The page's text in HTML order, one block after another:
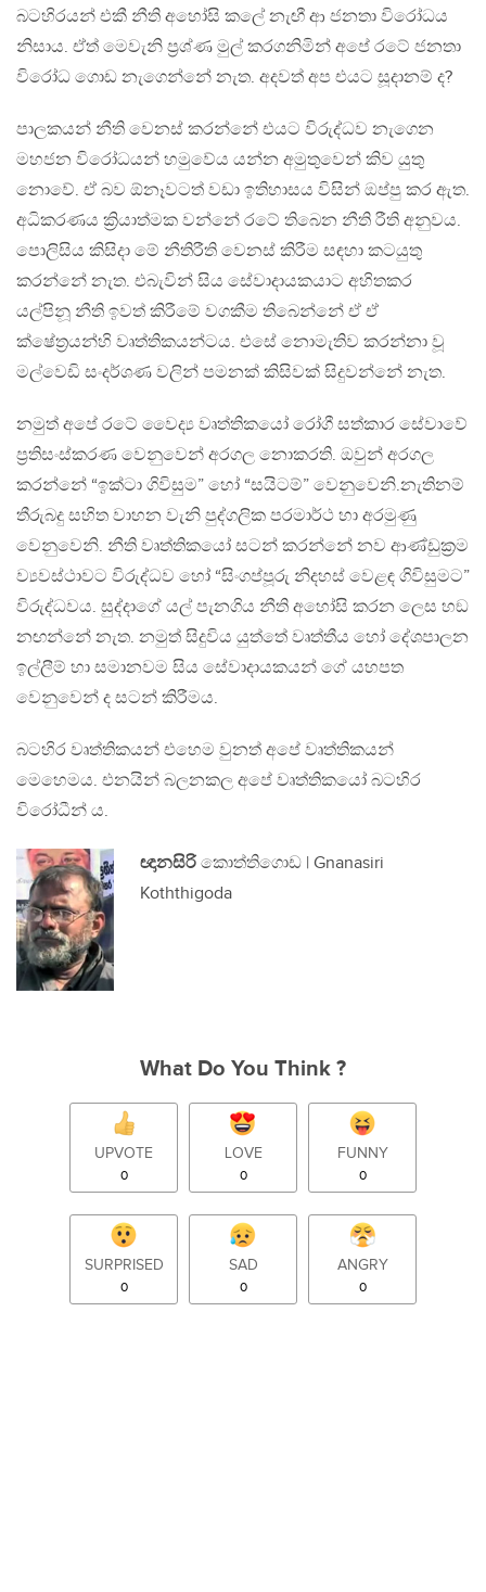
බටහිරයන් එකී නීති අහෝසි කලේ නැඟී ආ ජනතා විරෝධය
නිසාය​. ඒත් මෙවැනි ප්‍රශ්ණ මුල් කරගනිමින් අපේ රටේ ජනතා
විරෝධ ගොඩ නැගෙන්නේ නැත​. අදවත් අප එයට සූදානම් ද​?
පාලකයන් නීති වෙනස් කරන්නේ එයට විරුද්ධව නැගෙන
මහජන විරෝධයන් හමුවේය​ යන්න අමුතුවෙන් කිව යුතු
නොවේ. ඒ බව ඕනෑවටත් වඩා ඉතිහාසය විසින් ඔප්පු කර ඇත​.
අධිකරණය ක්‍රියාත්මක වන්නේ රටේ තිබෙන නීති රීති අනුවය​.
පොලිසිය කිසිදා මේ නීතිරීති වෙනස් කිරීම සඳහා කටයුතු
කරන්නේ නැත​. එබැවින් සිය සේවාදායකයාට අහිතකර
යල්පිනූ නීති ඉවත් කිරීමේ වගකීම තිබෙන්නේ ඒ ඒ
ක්ෂේත්‍රයන්හි වෘත්තිකයන්ටය​. එසේ නොමැතිව කරන්නා වූ
මල්වෙඩි සංදර්ශණ වලින් පමනක් කිසිවක් සිදුවන්නේ නැත​.
නමුත් අපේ රටේ වෛද්‍ය වෘත්තිකයෝ රෝගී සත්කාර සේවාවේ
ප්‍රතිසංස්කරණ වෙනුවෙන් අරගල නොකරති. ඔවුන් අරගල
කරන්නේ “ඉක්ටා ගිවිසුම” හෝ “සයිටම්” වෙනුවෙනි.නැතිනම්
තීරුබදු සහිත වාහන වැනි පුද්ගලික පරමාර්ථ හා අරමුණු
වෙනුවෙනි. නීති වෘත්තිකයෝ සටන් කරන්නේ නව ආණ්ඩුක්‍රම
ව්‍යවස්ථාවට විරුද්ධව හෝ “සිංගප්පූරු නිදහස් වෙළඳ ගිවිසුමට”
විරුද්ධවය​. සුද්දාගේ යල් පැනගිය නීති අහෝසි කරන ලෙස හඞ
නඟන්නේ නැත​. නමුත් සිදුවිය යුත්තේ වෘත්තීය හෝ දේශපාලන
ඉල්ලීම් හා සමානවම සිය සේවාදායකයන් ගේ යහපත
වෙනුවෙන් ද සටන් කිරීමය​.​
බටහිර වෘත්තිකයන් එහෙම වුනත් අපේ වෘත්තිකයන්
මෙහෙමය​. එනයින් බලනකල අපේ වෘත්තිකයෝ බටහිර
විරෝධීන් ය​.
ඥානසිරි කොත්තිගොඩ​ | Gnanasiri
Koththigoda
What Do You Think ?
UPVOTE
0
LOVE
0
FUNNY
0
SURPRISED
0
SAD
0
ANGRY
0